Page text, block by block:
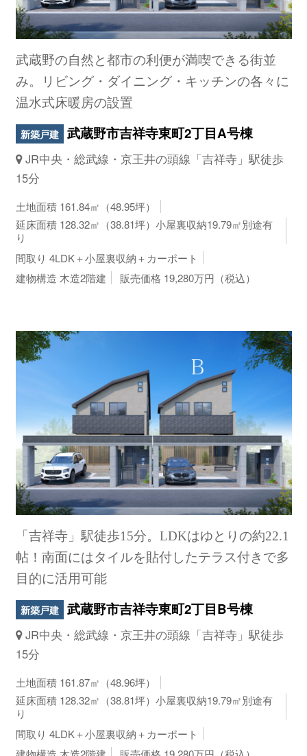
武蔵野の自然と都市の利便が満喫できる街並
み。リビング・ダイニング・キッチンの各々に
温水式床暖房の設置
新築戸建 武蔵野市吉祥寺東町2丁目A号棟
JR中央・総武線・京王井の頭線「吉祥寺」駅徒歩
15分
土地面積 161.84㎡（48.95坪）
延床面積 128.32㎡（38.81坪）小屋裏収納19.79㎡別途有
り
間取り 4LDK＋小屋裏収納＋カーポート
建物構造 木造2階建
販売価格 19,280万円（税込）
「吉祥寺」駅徒歩15分。LDKはゆとりの約22.1
帖！南面にはタイルを貼付したテラス付きで多
目的に活用可能
新築戸建 武蔵野市吉祥寺東町2丁目B号棟
JR中央・総武線・京王井の頭線「吉祥寺」駅徒歩
15分
土地面積 161.87㎡（48.96坪）
延床面積 128.32㎡（38.81坪）小屋裏収納19.79㎡別途有
り
間取り 4LDK＋小屋裏収納＋カーポート